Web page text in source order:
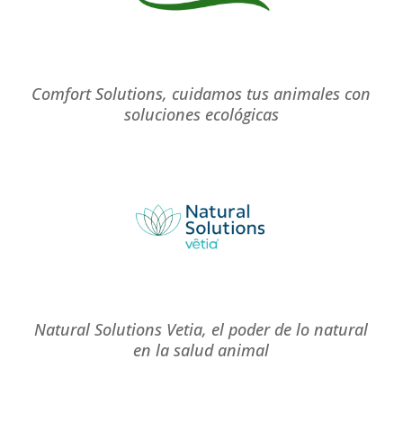
Comfort Solutions, cuidamos tus animales con
soluciones ecológicas
Natural Solutions Vetia, el poder de lo natural
en la salud animal